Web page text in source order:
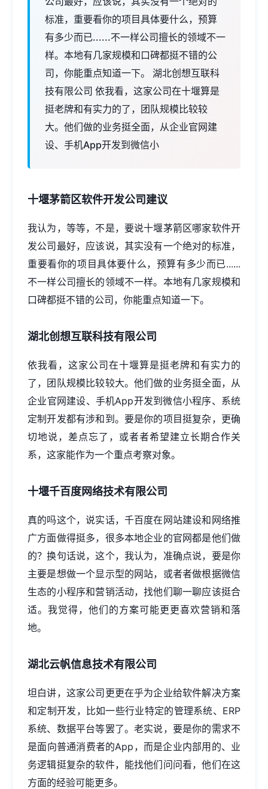
标准，重要看你的项目具体要什么，预算
有多少而已......不一样公司擅长的领域不一
样。本地有几家规模和口碑都挺不错的公
司，你能重点知道一下。 湖北创想互联科
技有限公司 依我看，这家公司在十堰算是
挺老牌和有实力的了，团队规模比较较
大。他们做的业务挺全面，从企业官网建
设、手机App开发到微信小
十堰茅箭区软件开发公司建议
我认为，等等，不是，要说十堰茅箭区哪家软件开
发公司最好，应该说，其实没有一个绝对的标准，
重要看你的项目具体要什么，预算有多少而已......
不一样公司擅长的领域不一样。本地有几家规模和
口碑都挺不错的公司，你能重点知道一下。
湖北创想互联科技有限公司
依我看，这家公司在十堰算是挺老牌和有实力的
了，团队规模比较较大。他们做的业务挺全面，从
企业官网建设、手机App开发到微信小程序、系统
定制开发都有涉和到。要是你的项目挺复杂，更确
切地说，差点忘了，或者者希望建立长期合作关
系，这家能作为一个重点考察对象。
十堰千百度网络技术有限公司
真的吗这个，说实话，千百度在 网站建设和网络推
广方面做得挺多，很多本地企业的官网都是他们做
的？换句话说，这个，我认为，准确点说，要是你
主要是想做一个显示型的网站，或者者做根据微信
生态的小程序和营销活动，找他们聊一聊应该挺合
适。我觉得，他们的方案可能更更喜欢营销和落
地。
湖北云帆信息技术有限公司
坦白讲，这家公司更更在乎为企业给软件解决方案
和定制开发，比如一些行业特定的管理系统、ERP
系统、数据平台等罢了。老实说，要是你的需求不
是面向普通消费者的App，而是企业内部用的、业
务逻辑挺复杂的软件，能找他们问问看，他们在这
方面的经验可能更多。